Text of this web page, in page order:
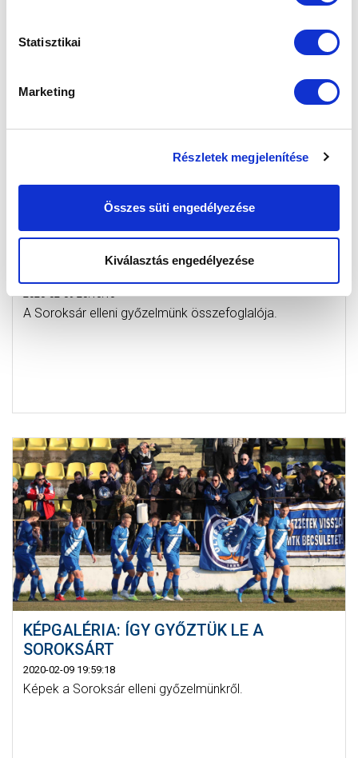
Statisztikai
Marketing
Részletek megjelenítése
Összes süti engedélyezése
Kiválasztás engedélyezése
SOROKSÁR SC - MTK BUDAPEST 3-4 (2-1)
ÖSSZEFOGLALÓ (VIDEÓ)
2020-02-09 20:16:16
A Soroksár elleni győzelmünk összefoglalója.
KÉPGALÉRIA: ÍGY GYŐZTÜK LE A
SOROKSÁRT
2020-02-09 19:59:18
Képek a Soroksár elleni győzelmünkről.